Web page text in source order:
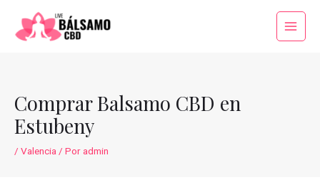
contenido
Main
Comprar Balsamo CBD en
Estubeny
/ Valencia / Poradmin